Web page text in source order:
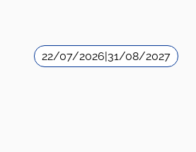
22/07/2026|31/08/2027